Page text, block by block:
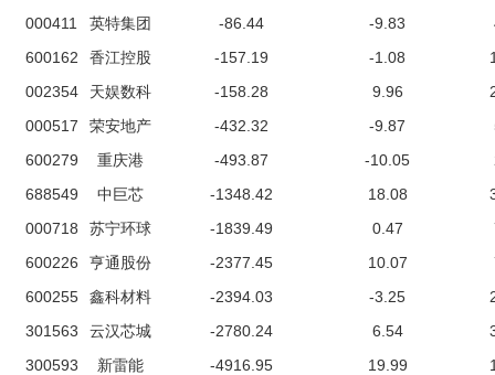
000411
英特集团 -86.44 -9.83
600162
香江控股 -157.19 -1.08
002354
天娱数科 -158.28 9.96
000517
荣安地产 -432.32 -9.87
600279
重庆港 -493.87 -10.05
688549
中巨芯 -1348.42 18.08
000718
苏宁环球 -1839.49 0.47
600226
亨通股份 -2377.45 10.07
600255
鑫科材料 -2394.03 -3.25
301563
云汉芯城 -2780.24 6.54
300593
新雷能 -4916.95 19.99